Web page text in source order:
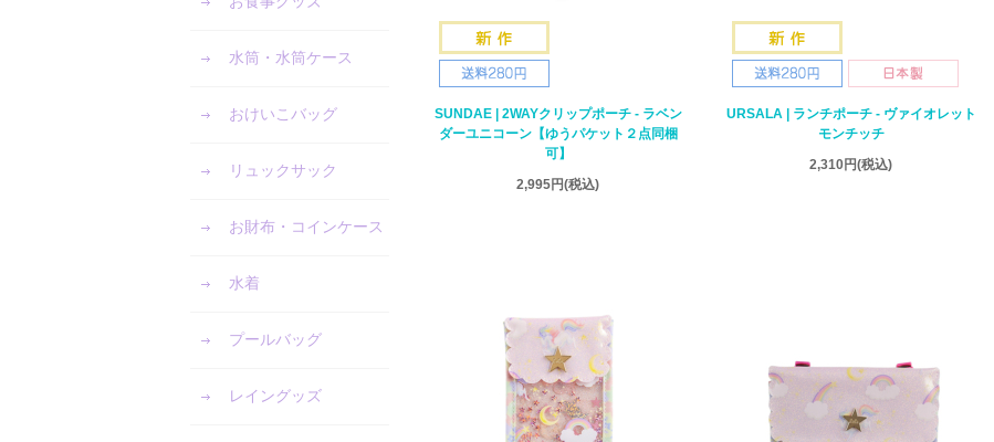
水筒・水筒ケース
おけいこバッグ
リュックサック
お財布・コインケース
水着
プールバッグ
レイングッズ
SUNDAE | 2WAYクリップポーチ - ラベン
ダーユニコーン【ゆうパケット２点同梱
可】
2,995円(税込)
URSALA | ランチポーチ - ヴァイオレット
モンチッチ
2,310円(税込)